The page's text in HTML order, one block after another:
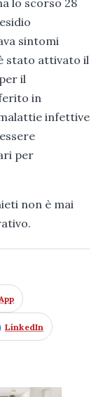
lo scorso 28
sintomi
stato attivato il
il
in
infettive
per
non è mai
LinkedIn